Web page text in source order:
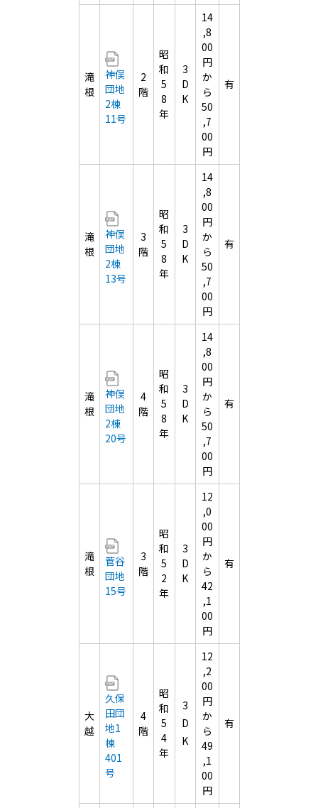
滝
根
神俣
団地
2棟
11号
2
階
昭
和
5
8
年
3
D
K
14
,8
00
円
か
ら
50
,7
00
円
有
滝
根
神俣
団地
2棟
13号
3
階
昭
和
5
8
年
3
D
K
14
,8
00
円
か
ら
50
,7
00
円
有
滝
根
神俣
団地
2棟
20号
4
階
昭
和
5
8
年
3
D
K
14
,8
00
円
か
ら
50
,7
00
円
有
滝
根
菅谷
団地
15号
3
階
昭
和
5
2
年
3
D
K
12
,0
00
円
か
ら
42
,1
00
円
有
大
越
久保
田団
地1
棟
401
号
4
階
昭
和
5
4
年
3
D
K
12
,2
00
円
か
ら
49
,1
00
円
有